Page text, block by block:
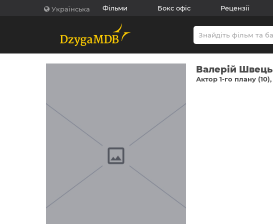
Українська Фільми Бокс офіс Рецензії
Валерій Швець
Актор 1-го плану (10)